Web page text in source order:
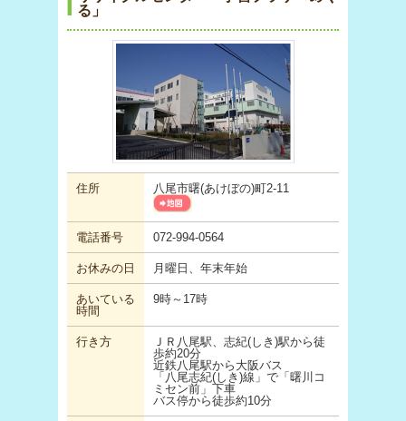
る」
住所 八尾市曙(あけぼの)町2-11
電話番号 072-994-0564
お休みの日 月曜日、年末年始
あいている
時間
9時～17時
行き方
ＪＲ八尾駅、志紀(しき)駅から徒
歩約20分
近鉄八尾駅から大阪バス
「八尾志紀(しき)線」で「曙川コ
ミセン前」下車
バス停から徒歩約10分